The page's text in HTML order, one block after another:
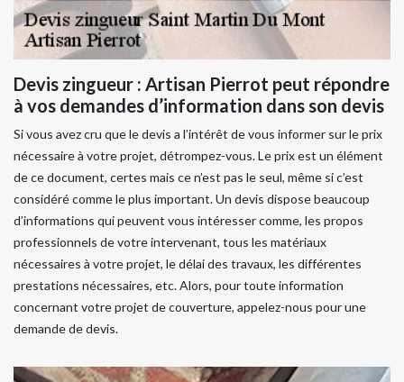
Devis zingueur : Artisan Pierrot peut répondre
à vos demandes d’information dans son devis
Si vous avez cru que le devis a l’intérêt de vous informer sur le prix
nécessaire à votre projet, détrompez-vous. Le prix est un élément
de ce document, certes mais ce n’est pas le seul, même si c’est
considéré comme le plus important. Un devis dispose beaucoup
d’informations qui peuvent vous intéresser comme, les propos
professionnels de votre intervenant, tous les matériaux
nécessaires à votre projet, le délai des travaux, les différentes
prestations nécessaires, etc. Alors, pour toute information
concernant votre projet de couverture, appelez-nous pour une
demande de devis.